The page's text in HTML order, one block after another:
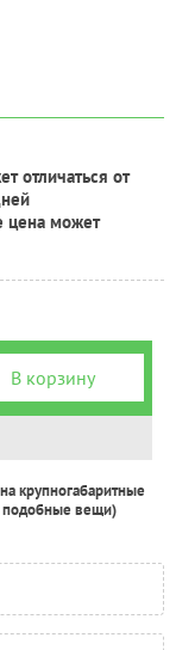
отличаться от
цена может
В корзину
крупногабаритные
подобные вещи)